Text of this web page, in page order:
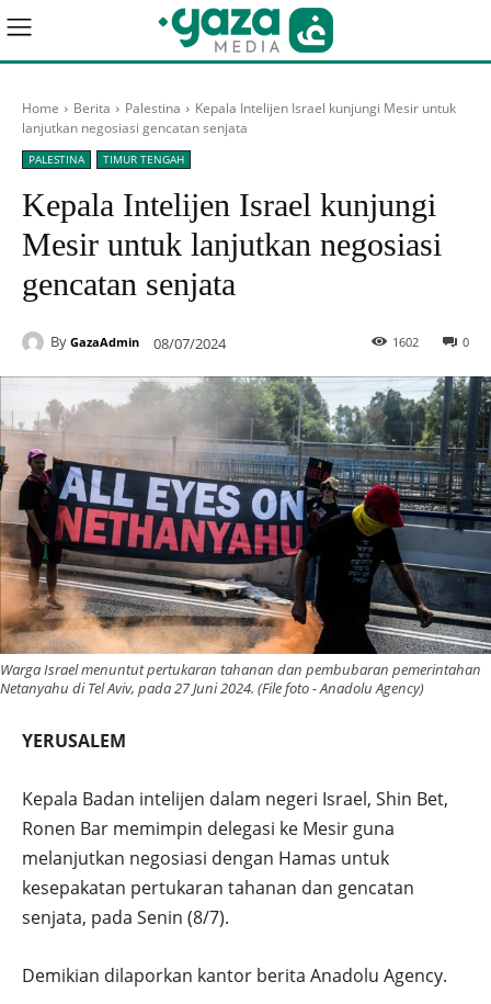
Home Berita Palestina
Kepala Intelijen Israel kunjungi Mesir untuk
lanjutkan negosiasi gencatan senjata
PALESTINA TIMUR TENGAH
Kepala Intelijen Israel kunjungi
Mesir untuk lanjutkan negosiasi
gencatan senjata
By GazaAdmin 08/07/2024 0
1602
Warga Israel menuntut pertukaran tahanan dan pembubaran pemerintahan
Netanyahu di Tel Aviv, pada 27 Juni 2024. (File foto - Anadolu Agency)
YERUSALEM
Kepala Badan intelijen dalam negeri Israel, Shin Bet,
Ronen Bar memimpin delegasi ke Mesir guna
melanjutkan negosiasi dengan Hamas untuk
kesepakatan pertukaran tahanan dan gencatan
senjata, pada Senin (8/7).
Demikian dilaporkan kantor berita Anadolu Agency.